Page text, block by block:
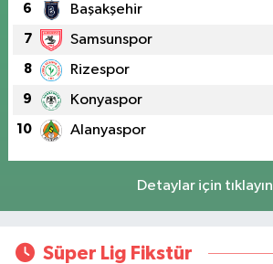
6 Başakşehir
7 Samsunspor
8 Rizespor
9 Konyaspor
10 Alanyaspor
Detaylar için tıklayın
Süper Lig Fikstür